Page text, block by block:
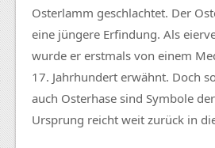
Osterlamm geschlachtet. Der
eine jüngere Erfindung. Als
wurde er erstmals von einem
17. Jahrhundert erwähnt. Doch
auch Osterhase sind Symbole
Ursprung reicht weit zurück in